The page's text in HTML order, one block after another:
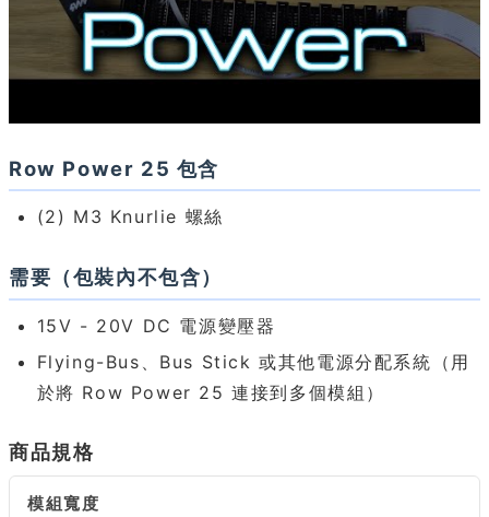
Row Power 25 包含
(2) M3 Knurlie 螺絲
需要（包裝內不包含）
15V - 20V DC 電源變壓器
Flying-Bus、Bus Stick 或其他電源分配系統（用
於將 Row Power 25 連接到多個模組）
商品規格
模組寬度